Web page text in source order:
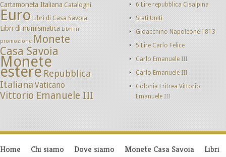
Cartamoneta Italiana Cataloghi
Euro Libri di Casa Savoia
Libri di numismatica Libri in
promozione Monete
Casa Savoia
Monete
estere Repubblica
ItalianaVaticano
Vittorio Emanuele III
6 Lire repubblica Cisalpina
Stati Uniti
Gioacchino Napoleone 1813
5 Lire Carlo Felice
Carlo Emanuele III
Carlo Emanuele III
Colonia Eritrea Vittorio
Emanuele III
Home Chi siamo Dove siamo Monete Casa Savoia Libri